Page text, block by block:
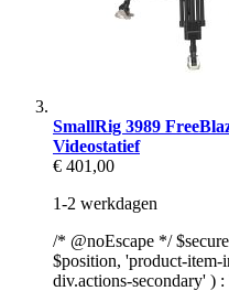
SmallRig 3989
Videostatief
€ 401,00
1-2 werkdagen
/* @noEscape */
$position, 'product-
div.actions-secondary' ) :